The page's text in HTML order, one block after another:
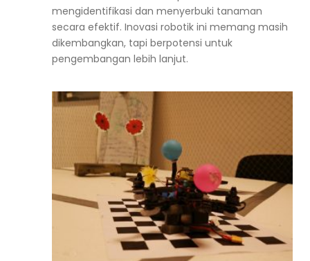
mengidentifikasi dan menyerbuki tanaman
secara efektif. Inovasi robotik ini memang masih
dikembangkan, tapi berpotensi untuk
pengembangan lebih lanjut.